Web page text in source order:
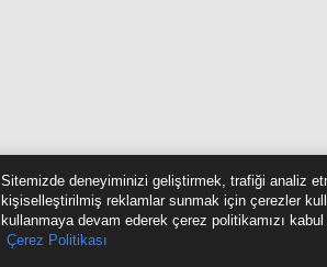
Sitemizde deneyiminizi geliştirmek, trafiği analiz
kişiselleştirilmiş reklamlar sunmak için çerezler
kullanmaya devam ederek çerez politikamızı
Çerez Politikası